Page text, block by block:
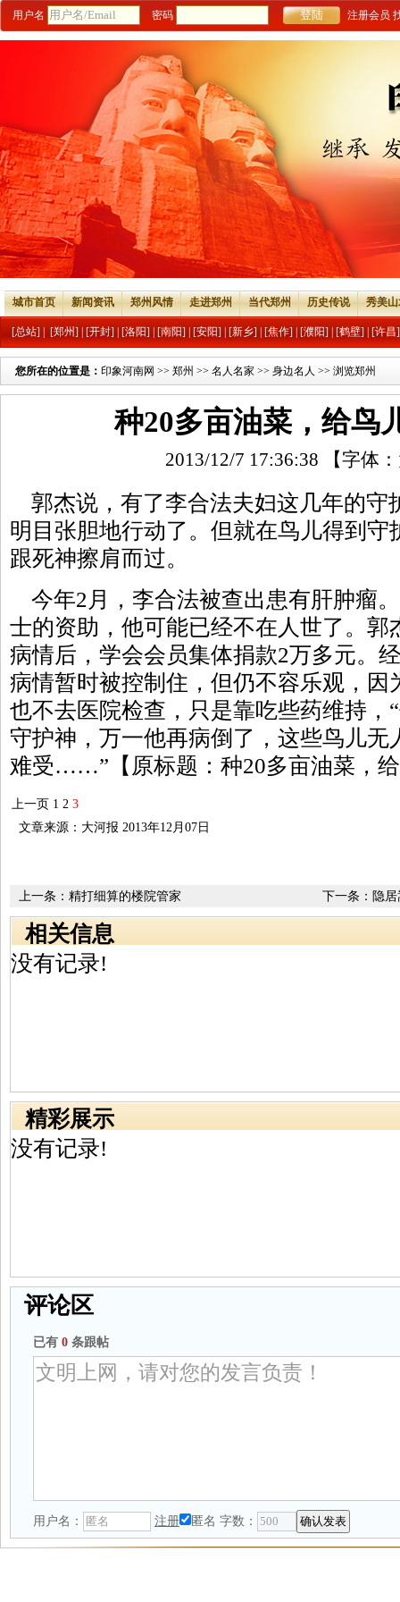
用户名 密码 注册会员
城市首页 新闻资讯 郑州风情 走进郑州 当代郑州 历史传说 秀美
[总站] [郑州] [开封] [洛阳] [南阳] [安阳] [新乡] [焦作] [濮阳] [鹤壁] [许昌]
您所在的位置是： 印象河南网 >> 郑州 >> 名人名家 >> 身边名人 >> 浏览郑州
种20多亩油菜，给鸟
2013/12/7 17:36:38 【字体：
郭杰说，有了李合法夫妇这几年的守
明目张胆地行动了。但就在鸟儿得到守
跟死神擦肩而过。
今年2月，李合法被查出患有肝肿瘤
士的资助，他可能已经不在人世了。郭
病情后，学会会员集体捐款2万多元。
病情暂时被控制住，但仍不容乐观，因
也不去医院检查，只是靠吃些药维持，
守护神，万一他再病倒了，这些鸟儿无
难受……”【原标题：种20多亩油菜，
上一页 1 2 3
文章来源：大河报 2013年12月07日
下一条： 隐
上一条： 精打细算的楼院管家
相关信息
没有记录!
精彩展示
没有记录!
评论区
已有 0 条跟帖
用户名： 注册 匿名 字数：